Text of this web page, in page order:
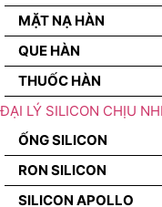
MẶT NẠ HÀN
QUE HÀN
THUỐC HÀN
ĐẠI LÝ SILICON CHỊU
ỐNG SILICON
RON SILICON
SILICON APOLLO